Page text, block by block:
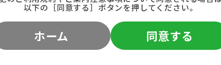
以下の［同意する］ボタンを押してください。
ホーム 同意する